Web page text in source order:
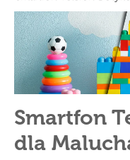
Smartfon
dla